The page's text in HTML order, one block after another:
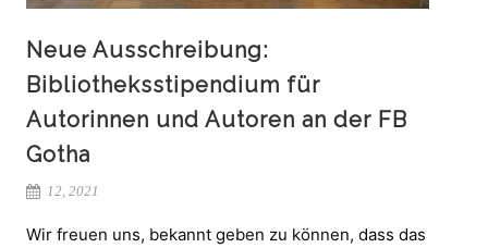
Neue Ausschreibung:
Bibliotheksstipendium für
Autorinnen und Autoren an der FB
Gotha
12, 2021
Wir freuen uns, bekannt geben zu können, dass das